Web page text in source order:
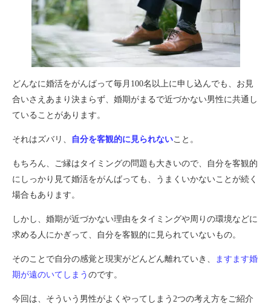
どんなに婚活をがんばって毎月 100名以上に申し込んでも、お見
合いさえあまり決まらず、婚期がまるで近づかない男性に共通し
ていることがあります。
それはズバリ、 自分を客観的に見られないこと。
もちろん、ご縁はタイミングの問題も大きいので、自分を客観的
にしっかり見て婚活をがんばっても、うまくいかないことが続く
場合もあります。
しかし、婚期が近づかない理由をタイミングや周りの環境などに
求める人にかぎって、自分を客観的に見られていないもの。
そのことで自分の感覚と現実がどんどん離れていき、
ますます婚
期が遠のいてしまう のです。
今回は、そういう男性がよくやってしまう 2つの考え方をご紹介